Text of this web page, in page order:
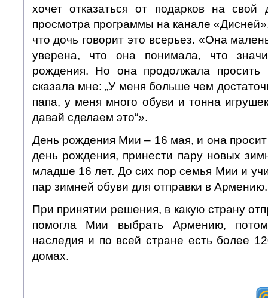
хочет отказаться от подарков на
просмотра программы на канале
что дочь говорит это всерьез. «Она
уверена, что она понимала, что
рождения. Но она продолжала просить
сказала мне: „У меня больше чем
папа, у меня много обуви и тонна
давай сделаем это“».
День рождения Мии – 16 мая, и она просит
день рождения, принести пару новых
младше 16 лет. До сих пор семья Мии и
пар зимней обуви для отправки в Армению.
При принятии решения, в какую страну
помогла Мии выбрать Армению,
наследия и по всей стране есть более
домах.